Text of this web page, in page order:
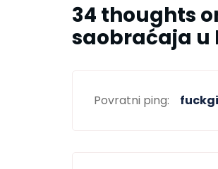
34 thoughts
saobraćaja u
Povratni ping: